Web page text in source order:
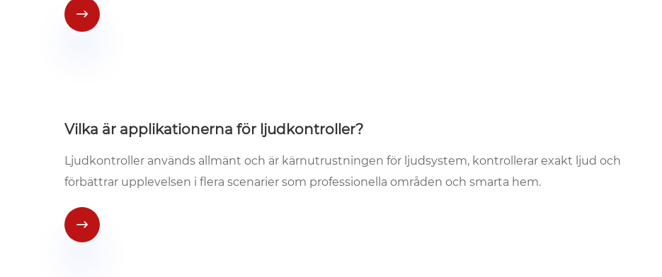

Vilka är applikationerna för ljudkontroller?
Ljudkontroller används allmänt och är kärnutrustningen för ljudsystem, kontrollerar exakt ljud och
förbättrar upplevelsen i flera scenarier som professionella områden och smarta hem.
